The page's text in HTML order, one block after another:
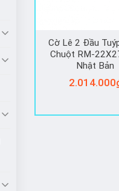
Cờ Lê 2 Đầu
Chuột RM-
Nhật Bản
2.014.000